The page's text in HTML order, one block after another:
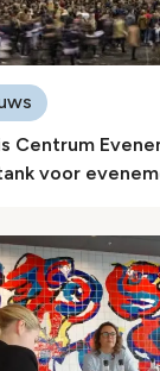
Centrum
voor